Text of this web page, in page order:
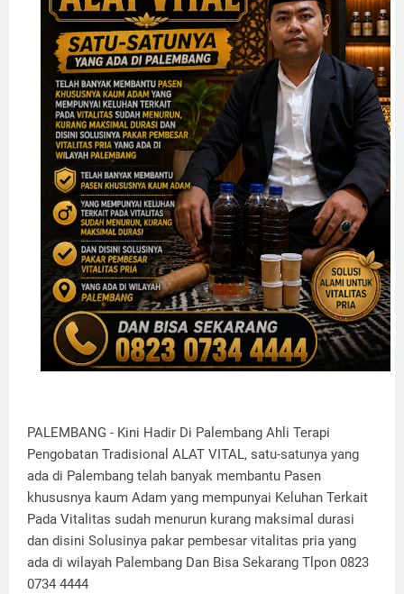
PALEMBANG - Kini Hadir Di Palembang Ahli Terapi
Pengobatan Tradisional ALAT VITAL, satu-satunya yang
ada di Palembang telah banyak membantu Pasen
khususnya kaum Adam yang mempunyai Keluhan Terkait
Pada Vitalitas sudah menurun kurang maksimal durasi
dan disini Solusinya pakar pembesar vitalitas pria yang
ada di wilayah Palembang Dan Bisa Sekarang Tlpon 0823
0734 4444